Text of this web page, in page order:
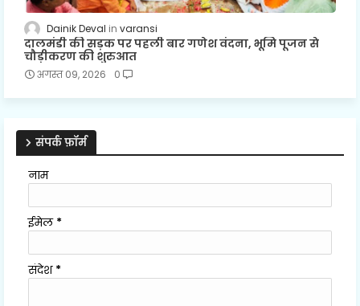
Dainik Deval varansi
दालमंडी की सड़क पर पहली बार गणेश वंदना, भूमि पूजन से
चौड़ीकरण की शुरुआत
अगस्त 09, 2026 0
संपर्क फ़ॉर्म
नाम
ईमेल *
संदेश *